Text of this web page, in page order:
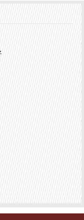
毛发等，也
专业治疗，
疗团队和出
该医院专注
床经验和多
，能够为患